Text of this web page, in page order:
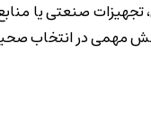
مهمی در انتخاب